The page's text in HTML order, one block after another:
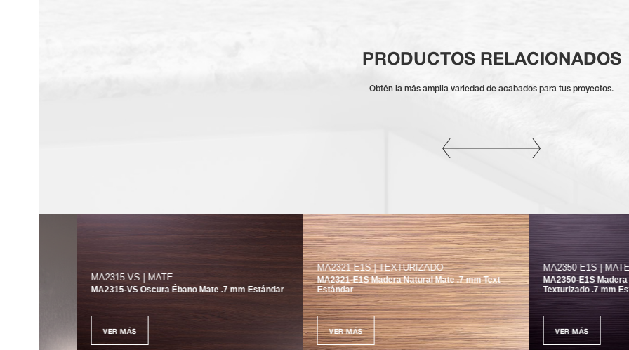
PRODUCTOS RELACIONADOS
Obtén la más amplia variedad de acabados para tus proyectos.
MA2315-VS | MATE
MA2315-VS Oscura Ébano Mate .7 mm Estándar
MA2321-E1S | TEXTURIZADO
MA2321-E1S Madera Natural Mate .7 mm Text
Estándar
VER MÁS
MA2350-E1S | MATE
MA2350-E1S Madera Oscura
Texturizado .7 mm Estándar
VER MÁS